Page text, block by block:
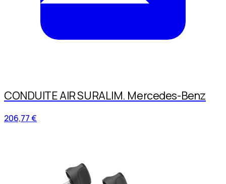
CONDUITE AIR SURALIM. Mercedes-Benz
206,77 €